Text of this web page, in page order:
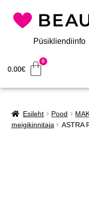
Püsikliendiinfo
0.00€
Esileht Pood
meigikinnitaja
ASTRA